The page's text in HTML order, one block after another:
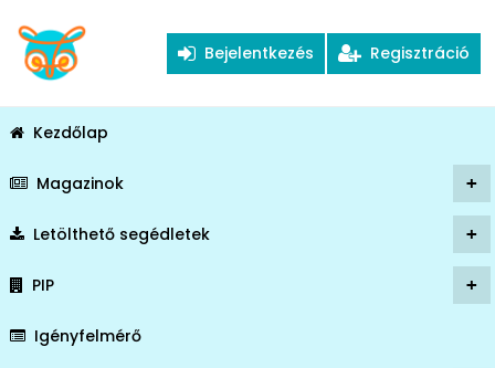
Bejelentkezés Regisztráció
Kezdőlap
+
Magazinok
+
Letölthető segédletek
+
PIP
Igényfelmérő